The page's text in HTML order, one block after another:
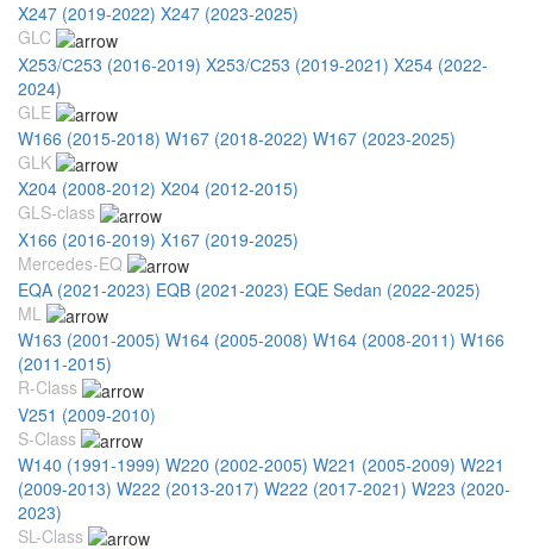
X247 (2019-2022) X247 (2023-2025)
GLC
X253/С253 (2016-2019) X253/С253 (2019-2021) X254 (2022-
2024)
GLE
W166 (2015-2018) W167 (2018-2022) W167 (2023-2025)
GLK
X204 (2008-2012) X204 (2012-2015)
GLS-class
X166 (2016-2019) X167 (2019-2025)
Mercedes-EQ
EQA (2021-2023) EQB (2021-2023) EQE Sedan (2022-2025)
ML
W163 (2001-2005) W164 (2005-2008) W164 (2008-2011) W166
(2011-2015)
R-Class
V251 (2009-2010)
S-Class
W140 (1991-1999) W220 (2002-2005) W221 (2005-2009) W221
(2009-2013) W222 (2013-2017) W222 (2017-2021) W223 (2020-
2023)
SL-Class